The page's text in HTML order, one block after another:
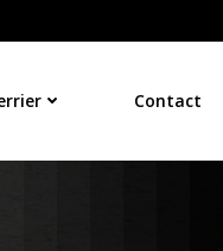
Contact